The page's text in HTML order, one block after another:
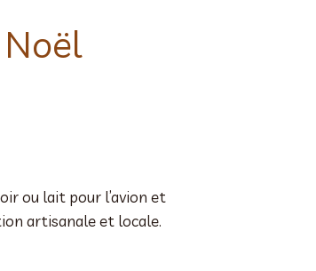
ou lait pour l’avion et
artisanale et locale.